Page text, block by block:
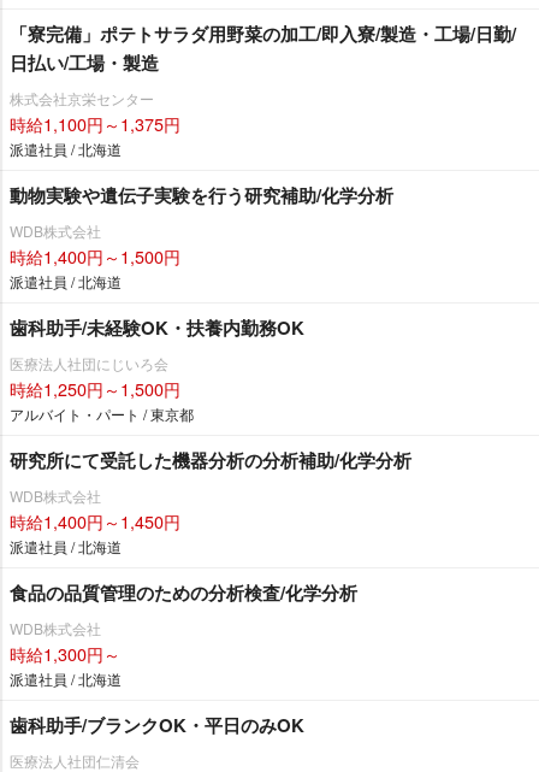
「寮完備」ポテトサラダ用野菜の加工/即入寮/製造・工場/日勤/
日払い/工場・製造
株式会社京栄センター
時給1,100円～1,375円
派遣社員 / 北海道
動物実験や遺伝子実験を行う研究補助/化学分析
WDB株式会社
時給1,400円～1,500円
派遣社員 / 北海道
歯科助手/未経験OK・扶養内勤務OK
医療法人社団にじいろ会
時給1,250円～1,500円
アルバイト・パート / 東京都
研究所にて受託した機器分析の分析補助/化学分析
WDB株式会社
時給1,400円～1,450円
派遣社員 / 北海道
食品の品質管理のための分析検査/化学分析
WDB株式会社
時給1,300円～
派遣社員 / 北海道
歯科助手/ブランクOK・平日のみOK
医療法人社団仁清会